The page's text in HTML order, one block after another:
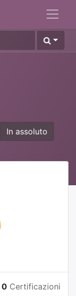
In assoluto
0 Certificazioni